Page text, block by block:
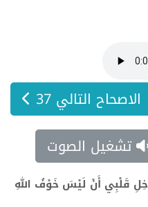
الاصحاح التالي 37
تشغيل الصوت
قَلْبِي أَنْ لَيْسَ خَوْفُ اللهِ